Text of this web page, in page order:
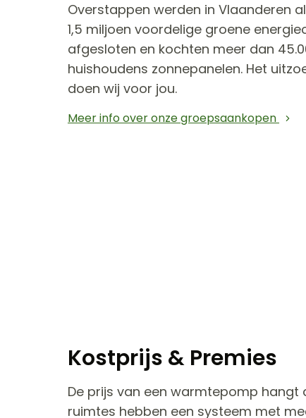
Overstappen werden in Vlaanderen
1,5 miljoen voordelige groene
afgesloten en kochten meer dan
huishoudens zonnepanelen. Het
doen wij voor jou.
Meer info over onze groepsaankopen
Kostprijs & Premies
De prijs van een warmtepomp
ruimtes hebben een systeem met